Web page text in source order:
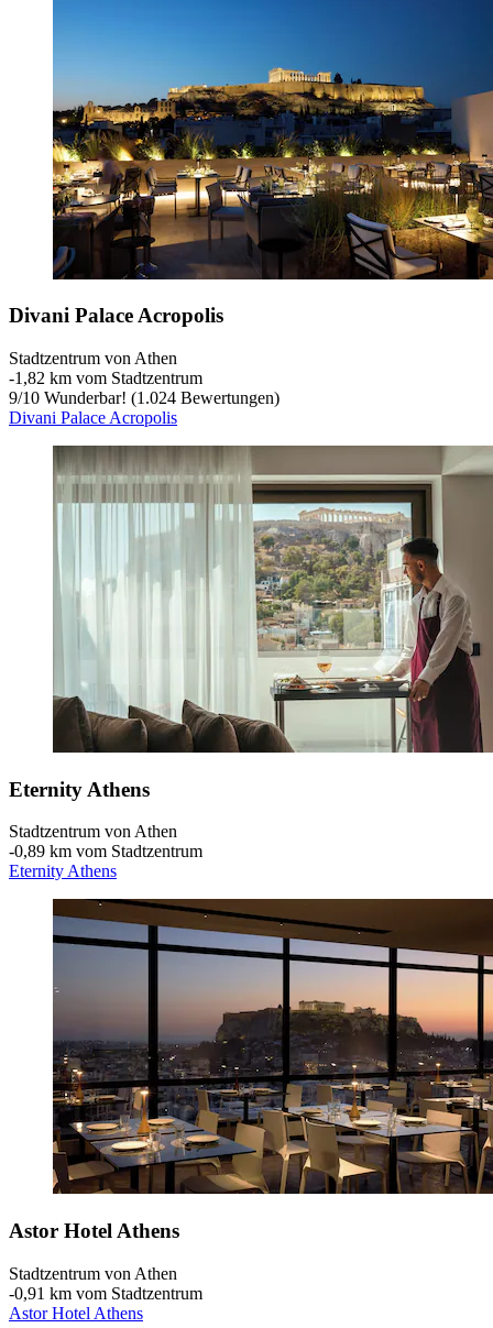
Divani Palace Acropolis
Stadtzentrum von Athen
‐1,82 km vom Stadtzentrum
9/10 Wunderbar! (1.024 Bewertungen)
Divani Palace Acropolis
Eternity Athens
Stadtzentrum von Athen
‐0,89 km vom Stadtzentrum
Eternity Athens
Astor Hotel Athens
Stadtzentrum von Athen
‐0,91 km vom Stadtzentrum
Astor Hotel Athens